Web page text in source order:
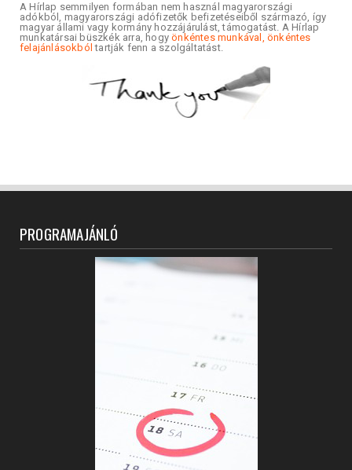
A Hírlap semmilyen formában nem használ magyarországi
adókból, magyarországi adófizetők befizetéseiből származó, így
magyar állami vagy kormány hozzájárulást, támogatást. A Hírlap
munkatársai büszkék arra, hogyönkéntes munkával, önkéntes
felajánlásokból tartják fenn a szolgáltatást.
PROGRAMAJÁNLÓ